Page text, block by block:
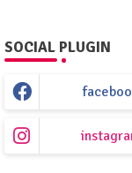
SOCIAL PLUGIN